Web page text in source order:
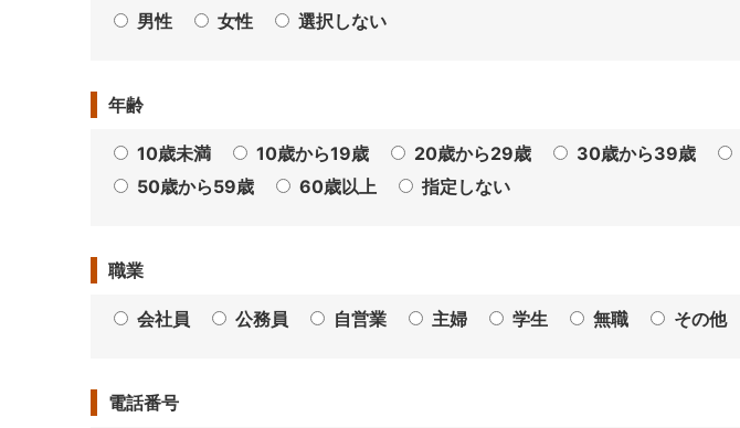
男性 女性 選択しない
年齢
10歳未満 10歳から19歳 20歳から29歳 30歳から39歳
50歳から59歳
60歳以上 指定しない
職業
会社員 公務員 自営業 主婦 学生 無職 その他
電話番号